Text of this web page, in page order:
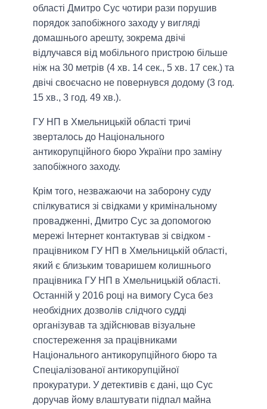
області Дмитро Сус чотири рази порушив
порядок запобіжного заходу у вигляді
домашнього арешту, зокрема двічі
відлучався від мобільного пристрою більше
ніж на 30 метрів (4 хв. 14 сек., 5 хв. 17 сек.) та
двічі своєчасно не повернувся додому (3 год.
15 хв., 3 год. 49 хв.).
ГУ НП в Хмельницькій області тричі
зверталось до Національного
антикорупційного бюро України про заміну
запобіжного заходу.
Крім того, незважаючи на заборону суду
спілкуватися зі свідками у кримінальному
провадженні, Дмитро Сус за допомогою
мережі Інтернет контактував зі свідком -
працівником ГУ НП в Хмельницькій області,
який є близьким товаришем колишнього
працівника ГУ НП в Хмельницькій області.
Останній у 2016 році на вимогу Суса без
необхідних дозволів слідчого судді
організував та здійснював візуальне
спостереження за працівниками
Національного антикорупційного бюро та
Спеціалізованої антикорупційної
прокуратури. У детективів є дані, що Сус
доручав йому влаштувати підпал майна